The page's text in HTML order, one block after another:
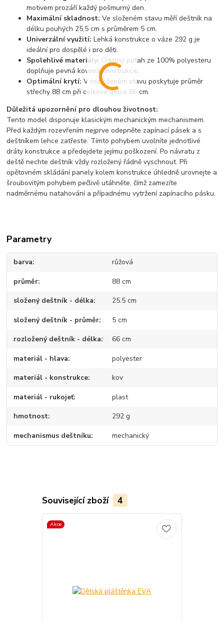
motivem prozáří každý pošmurný den.
Maximální skladnost: Ve složeném stavu měří deštník na
délku pouhých 25,5 cm s průměrem 5 cm.
Univerzální využití: Lehká konstrukce o váze 292 g je
ideální pro dospělé i pro děti.
Spolehlivé materiály: Odolný potah ze 100% polyesteru
doplňuje pevná kovová konstrukce.
Optimální krytí: V rozloženém stavu poskytuje průměr
střechy 88 cm při celkové délce 66 cm.
Důležitá upozornění pro dlouhou životnost:
Tento model disponuje klasickým mechanickým mechanismem.
Před každým rozevřením nejprve odepněte zapínací pásek a s
deštníkem lehce zatřeste. Tímto pohybem uvolníte jednotlivé
dráty konstrukce a předejdete jejímu poškození. Po návratu z
deště nechte deštník vždy rozložený řádně vyschnout. Při
opětovném skládání panely kolem konstrukce úhledně urovnejte a
šroubovitým pohybem pečlivě utáhněte, čímž zamezíte
nadměrnému natahování a případnému vytržení zapínacího pásku.
Parametry
barva růžová
průměr 88 cm
složený deštník - délka 25.5 cm
složený deštník - průměr 5 cm
rozložený deštník - délka 66 cm
materiál - hlava polyester
materiál - konstrukce kov
materiál - rukojeť plast
hmotnost 292 g
mechanismus deštníku mechanický
Související zboží 4
Akce